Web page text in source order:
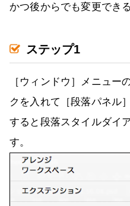
かつ後からでも変更でき
ステップ1
［ウィンドウ］メニュー
クを入れて［段落パネル
すると段落スタイルダイ
す。